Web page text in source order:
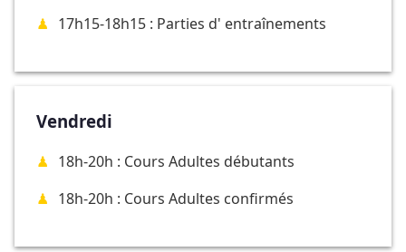
17h15-18h15 : Parties d' entraînements
Vendredi
18h-20h : Cours Adultes débutants
18h-20h : Cours Adultes confirmés